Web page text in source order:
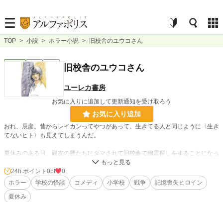
TOP > 小説 > ホラー小説 > 旧校舎のユウコさん
ホラー 完結 旧校舎のユウコさん
ユーレカ書房
お気に入りに追加して更新通知を受け取ろう
お気に入り追加
おれ、辰彦。昔からレイカンってやつがあって、生きてる人と同じように〈生き
てないヒト〉も見えてしまうんだ。
夏休みのある日、親友の勝たちにダマされて旧校舎で幽霊探しをすることになっ
てしまったおれは、記憶喪失のユーレイ、ユウコさんと出会った――。
【登場人物】
辰彦………「おれ」。どこにでもいる平凡な十二歳とおもいきや、母譲りの霊感
があり幽霊が見える。お人好しで、やや巻き込まれ体質。
24h.ポイント 0pt
0
ホラー
学校の怪談 コメディ 小学校 戦争
記憶喪失ヒロイン
夏休み